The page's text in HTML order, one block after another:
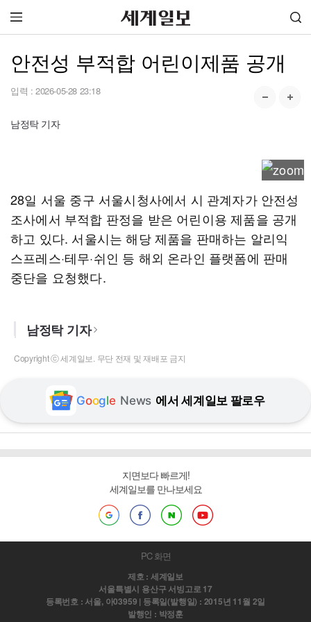
안전성 부적합 어린이제품 공개
입력 : 2026-05-28 23:18
남정탁 기자
28일 서울 중구 서울시청사에서 시 관계자가 안전성
조사에서 부적합 판정을 받은 어린이용 제품을 공개
하고 있다. 서울시는 해당 제품을 판매하는 알리익
스프레스·테무·쉬인 등 해외 온라인 플랫폼에 판매
중단을 요청했다.
남정탁 기자
Copyright ⓒ 세계일보. 무단 전재 및 재배포 금지
Google News 에서 세계일보 팔로우
지면보다 빠르게!
세계일보를 만나보세요
PC 화면
제호 : 세계일보
서울특별시 용산구 서빙고로 17
등록번호 : 서울, 아03959 | 등록일(발행일) : 2015년 11월 2일
발행인 : 박정훈